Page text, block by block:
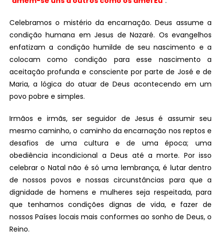
Celebramos o mistério da encarnação. Deus assume a
condição humana em Jesus de Nazaré. Os evangelhos
enfatizam a condição humilde de seu nascimento e a
colocam como condição para esse nascimento a
aceitação profunda e consciente por parte de José e de
Maria, a lógica do atuar de Deus acontecendo em um
povo pobre e simples.
Irmãos e irmãs, ser seguidor de Jesus é assumir seu
mesmo caminho, o caminho da encarnação nos reptos e
desafios de uma cultura e de uma época; uma
obediência incondicional a Deus até a morte. Por isso
celebrar o Natal não é só uma lembrança, é lutar dentro
de nossos povos e nossas circunstâncias para que a
dignidade de homens e mulheres seja respeitada, para
que tenhamos condições dignas de vida, e fazer de
nossos Países locais mais conformes ao sonho de Deus, o
Reino.